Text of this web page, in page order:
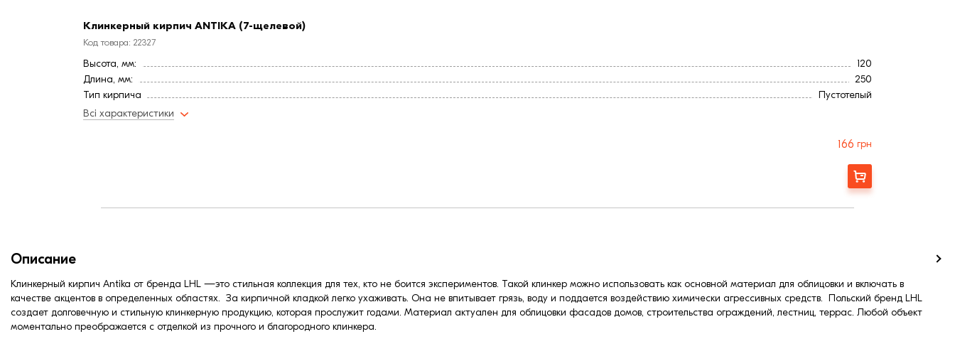
Водопоглощение,< (%):
Клинкерный кирпич ANTIKA (7-щелевой)
Код товара: 22327
Высота, мм:
120
Длина, мм:
250
Тип кирпича
Пустотелый
Формат кирпича
3,75
Коричневый
51
Фактура
Фактурная
Всі характеристики
166 грн
Заказать
Описание
Клинкерный кирпич Antika от бренда LHL —это стильная коллекция для тех, кто не боится экспериментов. Такой клинкер можно использовать как основной материал для облицовки и включать в
качестве акцентов в определенных областях. За кирпичной кладкой легко ухаживать. Она не впитывает грязь, воду и поддается воздействию химически агрессивных средств. Польский бренд LHL
создает долговечную и стильную клинкерную продукцию, которая прослужит годами. Материал актуален для облицовки фасадов домов, строительства ограждений, лестниц, террас. Любой объект
моментально преображается с отделкой из прочного и благородного клинкера.